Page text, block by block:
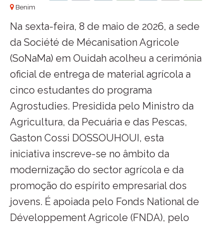
Benim
Na sexta-feira, 8 de maio de 2026, a sede
da Société de Mécanisation Agricole
(SoNaMa) em Ouidah acolheu a cerimónia
oficial de entrega de material agrícola a
cinco estudantes do programa
Agrostudies. Presidida pelo Ministro da
Agricultura, da Pecuária e das Pescas,
Gaston Cossi DOSSOUHOUI, esta
iniciativa inscreve-se no âmbito da
modernização do sector agrícola e da
promoção do espírito empresarial dos
jovens. É apoiada pelo Fonds National de
Développement Agricole (FNDA), pelo